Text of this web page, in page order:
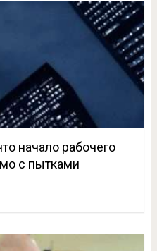
начало рабочего
с пытками